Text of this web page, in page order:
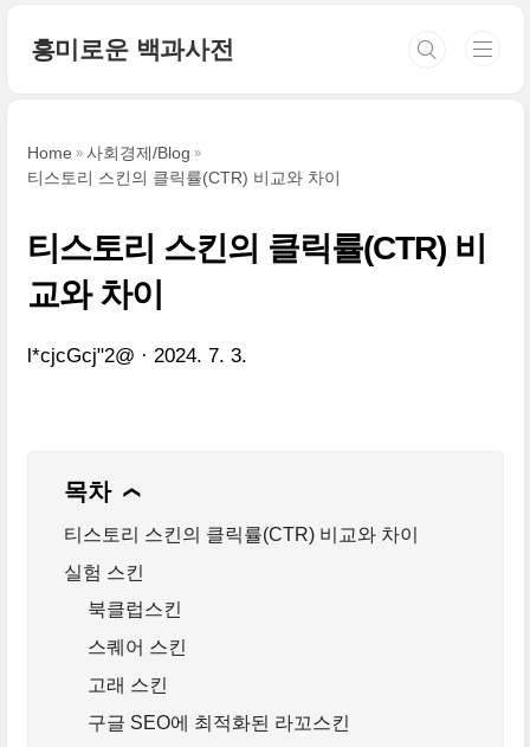
흥미로운 백과사전
Home
사회경제/Blog
티스토리 스킨의 클릭률(CTR) 비교와 차이
티스토리 스킨의 클릭률(CTR) 비
교와 차이
l*cjcGcj"2@ 2024. 7. 3.
목차 ❯
티스토리 스킨의 클릭률(CTR) 비교와 차이
실험 스킨
북클럽스킨
스퀘어 스킨
고래 스킨
구글 SEO에 최적화된 라꼬스킨